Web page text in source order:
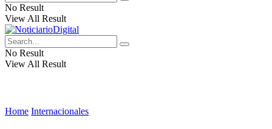
No Result
View All Result
No Result
View All Result
Home Internacionales